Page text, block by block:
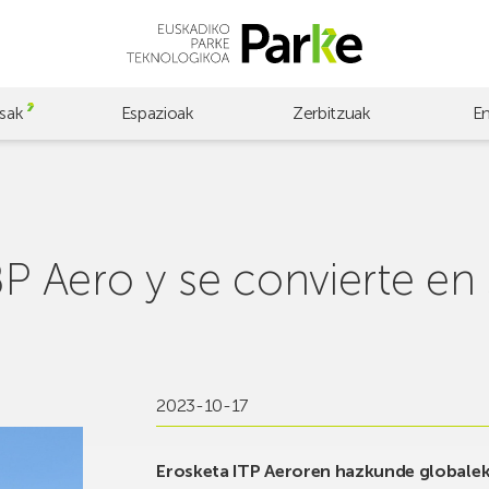
Espazioak Zerbitzuak
Aero y se convierte
2023-10-17
Erosketa ITP Aeroren hazkunde